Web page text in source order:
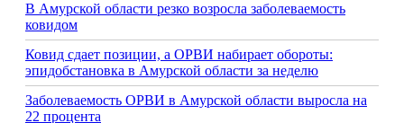
В Амурской области резко возросла заболеваемость
ковидом
Ковид сдает позиции, а ОРВИ набирает обороты:
эпидобстановка в Амурской области за неделю
Заболеваемость ОРВИ в Амурской области выросла на
22 процента